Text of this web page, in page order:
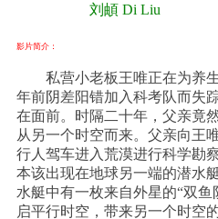
刘頔 Di Liu
影片简介：
私营小老板王唯正在为养生
年前阴差阳错加入科考队而失
在面前。时隔二十年，父亲竟
从另一个时空而来。父亲向王
行人驾车进入荒漠进行科学勘
本该出现在地球另一端的潜水
水艇中有一枚来自外星的“双
启平行时空，带来另一个时空